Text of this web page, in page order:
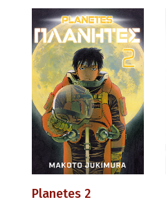
Planetes 2